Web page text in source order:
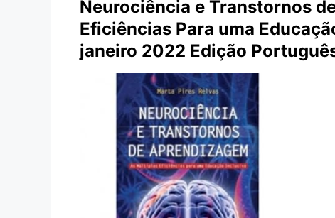
Neurociência e Transtornos
Eficiências Para uma
janeiro 2022 Edição